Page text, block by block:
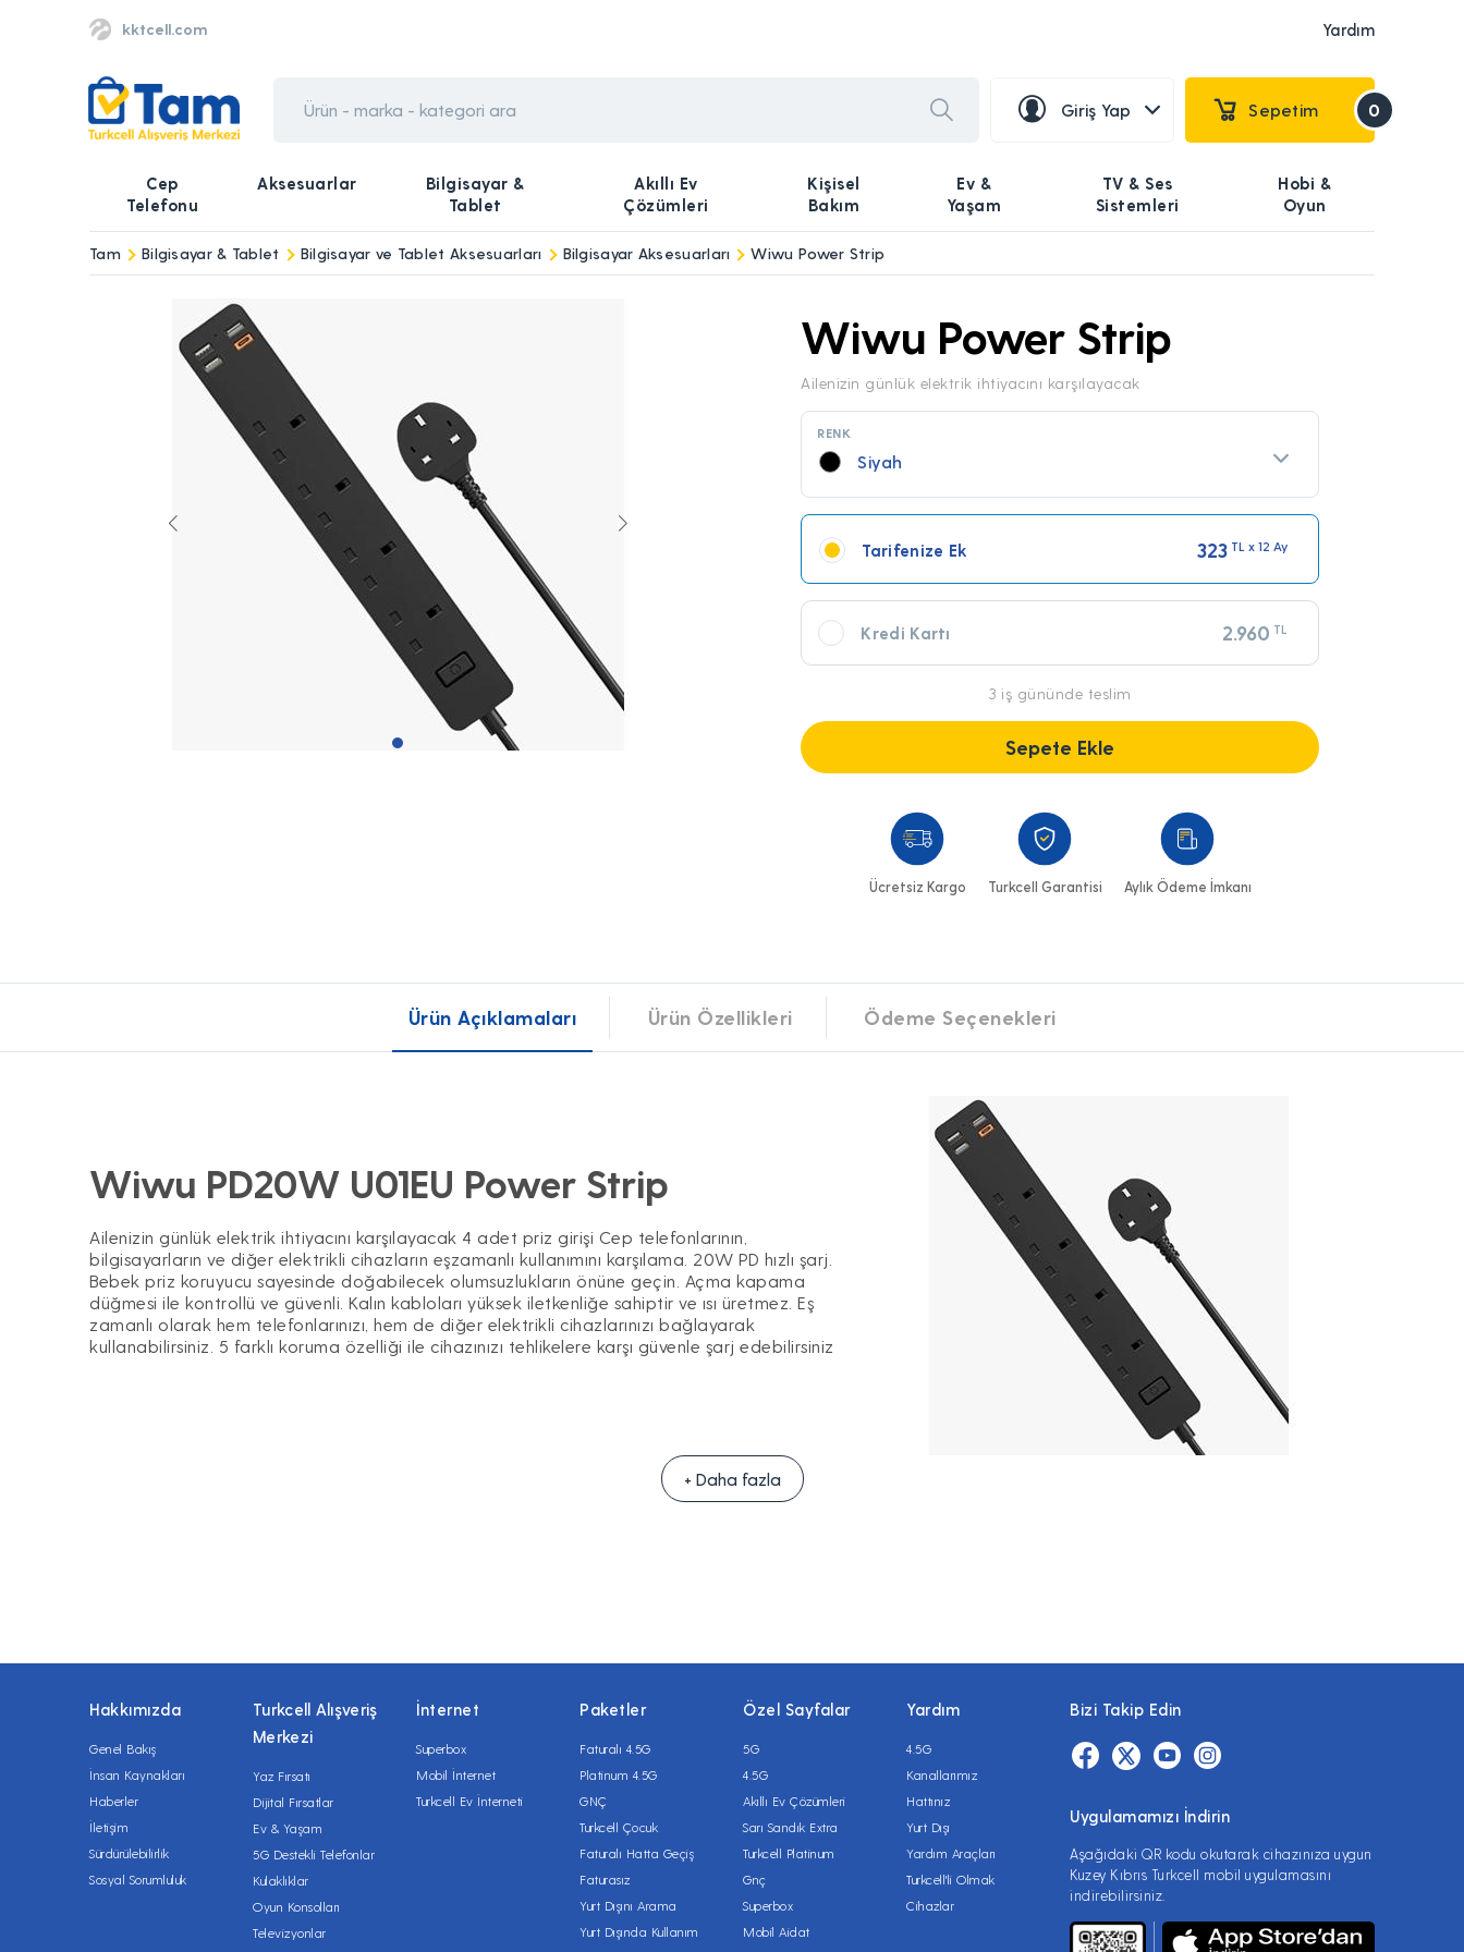
kktcell.com Yardım
Giriş Yap Sepetim 0
Cep
Telefonu
Aksesuarlar
Bilgisayar &
Tablet
Akıllı Ev
Çözümleri
Kişisel
Bakım
Ev &
Yaşam
TV & Ses
Sistemleri
Hobi &
Oyun
Tam Bilgisayar & Tablet Bilgisayar ve Tablet Aksesuarları Bilgisayar Aksesuarları Wiwu Power Strip
Wiwu Power Strip
Ailenizin günlük elektrik ihtiyacını karşılayacak
RENK
Siyah
Tarifenize Ek 323 TL x 12 Ay
Kredi Kartı 2.960 TL
3 iş gününde teslim
Sepete Ekle
Ücretsiz Kargo Turkcell Garantisi Aylık Ödeme İmkanı
Ürün Açıklamaları Ürün Özellikleri Ödeme Seçenekleri
Wiwu PD20W U01EU Power Strip
Ailenizin günlük elektrik ihtiyacını karşılayacak 4 adet priz girişi Cep telefonlarının,
bilgisayarların ve diğer elektrikli cihazların eşzamanlı kullanımını karşılama. 20W PD hızlı şarj.
Bebek priz koruyucu sayesinde doğabilecek olumsuzlukların önüne geçin. Açma kapama
düğmesi ile kontrollü ve güvenli. Kalın kabloları yüksek iletkenliğe sahiptir ve ısı üretmez. Eş
zamanlı olarak hem telefonlarınızı, hem de diğer elektrikli cihazlarınızı bağlayarak
kullanabilirsiniz. 5 farklı koruma özelliği ile cihazınızı tehlikelere karşı güvenle şarj edebilirsiniz
+ Daha fazla
Hakkımızda
Genel Bakış
İnsan Kaynakları
Haberler
İletişim
Sürdürülebilirlik
Sosyal Sorumluluk
Turkcell Alışveriş
Merkezi
Yaz Fırsatı
Dijital Fırsatlar
Ev & Yaşam
5G Destekli Telefonlar
Kulaklıklar
Oyun Konsolları
Televizyonlar
İnternet
Superbox
Mobil İnternet
Turkcell Ev İnterneti
Paketler
Faturalı 4.5G
Platinum 4.5G
GNÇ
Turkcell Çocuk
Faturalı Hatta Geçiş
Faturasız
Yurt Dışını Arama
Yurt Dışında Kullanım
Özel Sayfalar
5G
4.5G
Akıllı Ev Çözümleri
Sarı Sandık Extra
Turkcell Platinum
Gnç
Superbox
Mobil Aidat
Yardım
4.5G
Kanallarımız
Hattınız
Yurt Dışı
Yardım Araçları
Turkcell'li Olmak
Cihazlar
Bizi Takip Edin
Uygulamamızı İndirin
Aşağıdaki QR kodu okutarak cihazınıza uygun
Kuzey Kıbrıs Turkcell mobil uygulamasını
indirebilirsiniz.